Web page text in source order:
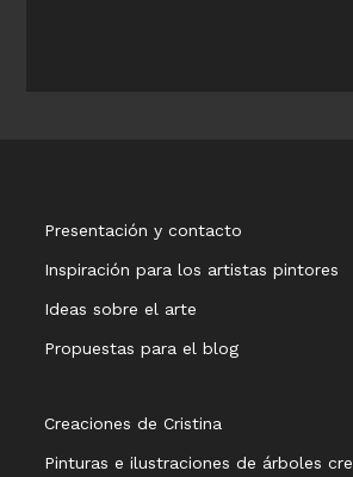
Presentación y contacto
Inspiración para los artistas pintores
Ideas sobre el arte
Propuestas para el blog
Creaciones de Cristina
Pinturas e ilustraciones de árboles